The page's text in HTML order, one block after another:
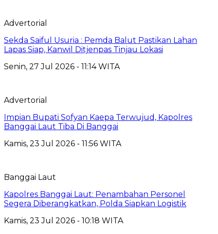
Advertorial
Sekda Saiful Usuria : Pemda Balut Pastikan Lahan
Lapas Siap, Kanwil Ditjenpas Tinjau Lokasi
Senin, 27 Jul 2026 - 11:14 WITA
Advertorial
Impian Bupati Sofyan Kaepa Terwujud, Kapolres
Banggai Laut Tiba Di Banggai
Kamis, 23 Jul 2026 - 11:56 WITA
Banggai Laut
Kapolres Banggai Laut: Penambahan Personel
Segera Diberangkatkan, Polda Siapkan Logistik
Kamis, 23 Jul 2026 - 10:18 WITA